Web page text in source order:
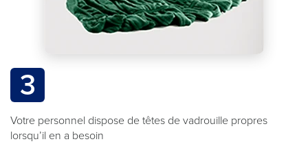
3
Votre personnel dispose de têtes de vadrouille propres
lorsqu’il en a besoin